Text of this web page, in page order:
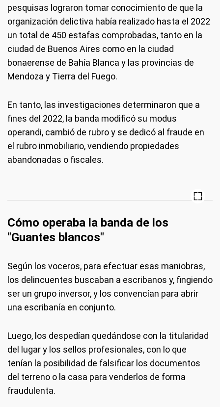
pesquisas lograron tomar conocimiento de que la
organización delictiva había realizado hasta el 2022
un total de 450 estafas comprobadas, tanto en la
ciudad de Buenos Aires como en la ciudad
bonaerense de Bahía Blanca y las provincias de
Mendoza y Tierra del Fuego.
En tanto, las investigaciones determinaron que a
fines del 2022, la banda modificó su modus
operandi, cambió de rubro y se dedicó al fraude en
el rubro inmobiliario, vendiendo propiedades
abandonadas o fiscales.
Cómo operaba la banda de los
"Guantes blancos"
Según los voceros, para efectuar esas maniobras,
los delincuentes buscaban a escribanos y, fingiendo
ser un grupo inversor, y los convencían para abrir
una escribanía en conjunto.
Luego, los despedían quedándose con la titularidad
del lugar y los sellos profesionales, con lo que
tenían la posibilidad de falsificar los documentos
del terreno o la casa para venderlos de forma
fraudulenta.